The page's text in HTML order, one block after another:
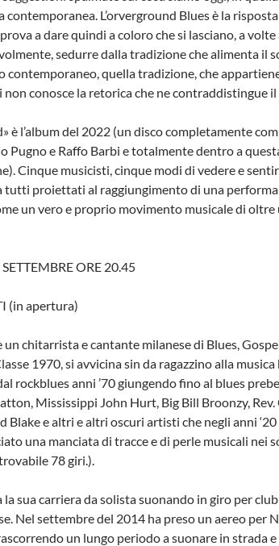
contemporanea. L’orverground Blues è la
a dare quindi a coloro che si lasciano, a volte
sedurre dalla tradizione che alimenta il
contemporaneo, quella tradizione, che
non conosce la retorica che ne contraddistingue
è l’album del 2022 (un disco completamente
Pugno e Raffo Barbi e totalmente dentro a
Cinque musicisti, cinque modi di vedere e
tutti proiettati al raggiungimento di una
un vero e proprio movimento musicale di oltre
ORE 20.45
(in apertura)
un chitarrista e cantante milanese di Blues,
1970, si avvicina sin da ragazzino alla musica
rockblues anni ’70 giungendo fino al blues
Mississippi John Hurt, Big Bill Broonzy, Rev.
Blake e altri e altri oscuri artisti che negli anni ‘20
una manciata di tracce e di perle musicali nei
78 giri.).
la sua carriera da solista suonando in giro per
Nel settembre del 2014 ha preso un aereo per
un lungo periodo a suonare in strada e